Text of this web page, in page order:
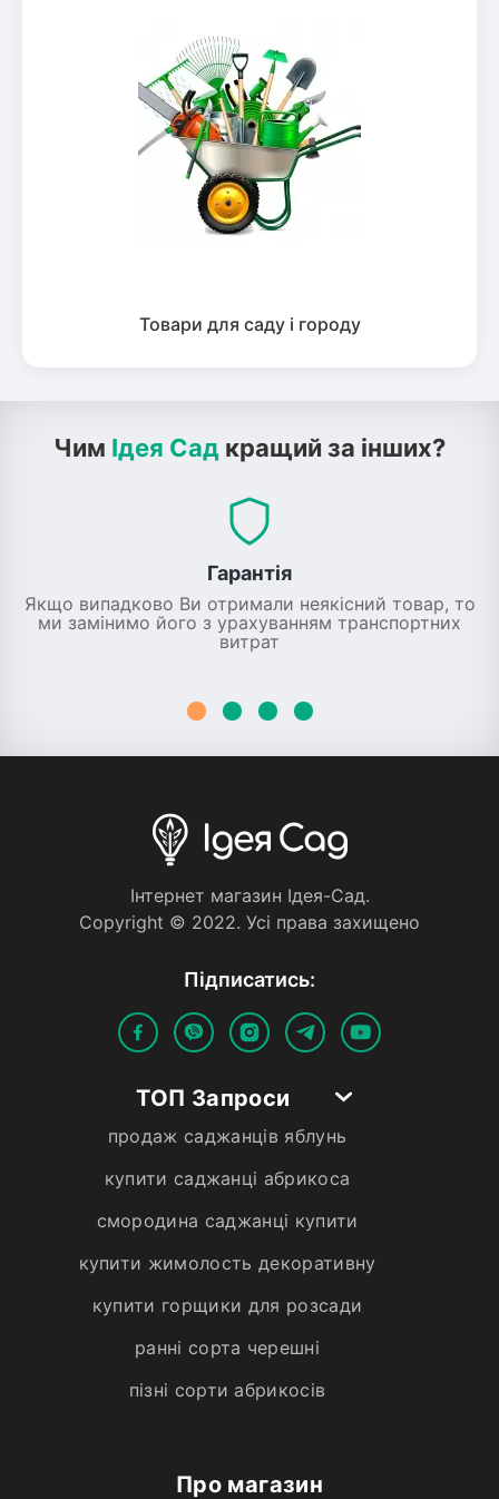
Товари для саду і городу
Чим Ідея Сад кращий за інших?
Гарантія
Якщо випадково Ви отримали неякісний товар, то
ми замінимо його з урахуванням транспортних
витрат
Iнтернет магазин Iдея-Сад.
Copyright © 2022. Усi права захищено
Пiдписатись:
ТОП Запроси
продаж саджанців яблунь
купити саджанці абрикоса
смородина саджанці купити
купити жимолость декоративну
купити горщики для розсади
ранні сорта черешні
пізні сорти абрикосів
Про магазин